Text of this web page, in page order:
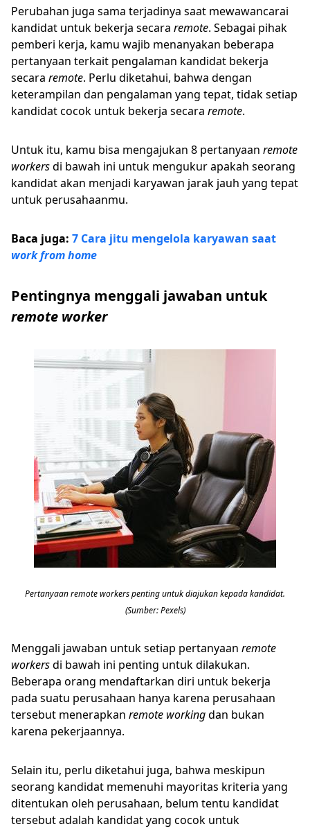
Perubahan juga sama terjadinya saat mewawancarai
kandidat untuk bekerja secara remote. Sebagai pihak
pemberi kerja, kamu wajib menanyakan beberapa
pertanyaan terkait pengalaman kandidat bekerja
secara remote. Perlu diketahui, bahwa dengan
keterampilan dan pengalaman yang tepat, tidak setiap
kandidat cocok untuk bekerja secara remote.
Untuk itu, kamu bisa mengajukan 8 pertanyaan remote
workersdi bawah ini untuk mengukur apakah seorang
kandidat akan menjadi karyawan jarak jauh yang tepat
untuk perusahaanmu.
Baca juga: 7 Cara jitu mengelola karyawan saat
work from home
Pentingnya menggali jawaban untuk
remote worker
Pertanyaan remote workers penting untuk diajukan kepada kandidat.
(Sumber: Pexels)
Menggali jawaban untuk setiap pertanyaan remote
workersdi bawah ini penting untuk dilakukan.
Beberapa orang mendaftarkan diri untuk bekerja
pada suatu perusahaan hanya karena perusahaan
tersebut menerapkan remote workingdan bukan
karena pekerjaannya.
Selain itu, perlu diketahui juga, bahwa meskipun
seorang kandidat memenuhi mayoritas kriteria yang
ditentukan oleh perusahaan, belum tentu kandidat
tersebut adalah kandidat yang cocok untuk